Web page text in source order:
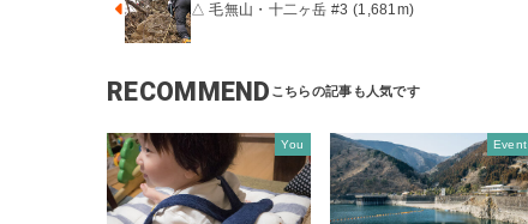
△ 毛無山・十二ヶ岳 #3 (1,681m)
RECOMMEND
You Event